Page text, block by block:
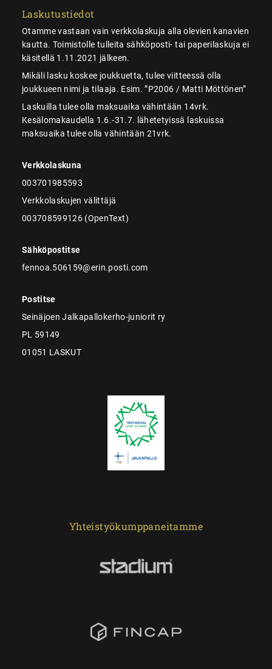
Laskutustiedot
Otamme vastaan vain verkkolaskuja alla olevien kanavien
kautta. Toimistolle tulleita sähköposti- tai paperilaskuja ei
käsitellä 1.11.2021 jälkeen.
Mikäli lasku koskee joukkuetta, tulee viitteessä olla
joukkueen nimi ja tilaaja. Esim. ”P2006 / Matti Möttönen”
Laskuilla tulee olla maksuaika vähintään 14vrk.
Kesälomakaudella 1.6.-31.7. lähetetyissä laskuissa
maksuaika tulee olla vähintään 21vrk.
Verkkolaskuna
003701985593
Verkkolaskujen välittäjä
003708599126 (OpenText)
Sähköpostitse
fennoa.506159@erin.posti.com
Postitse
Seinäjoen Jalkapallokerho-juniorit ry
PL 59149
01051 LASKUT
Yhteistyökumppaneitamme